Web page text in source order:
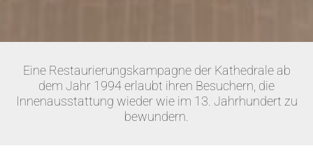
Eine Restaurierungskampagne der Kathedrale ab
dem Jahr 1994 erlaubt ihren Besuchern, die
Innenausstattung wieder wie im 13. Jahrhundert zu
bewundern.